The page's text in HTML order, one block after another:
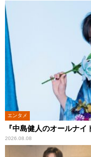
エンタメ
『中島健人のオールナイ
2026.08.08